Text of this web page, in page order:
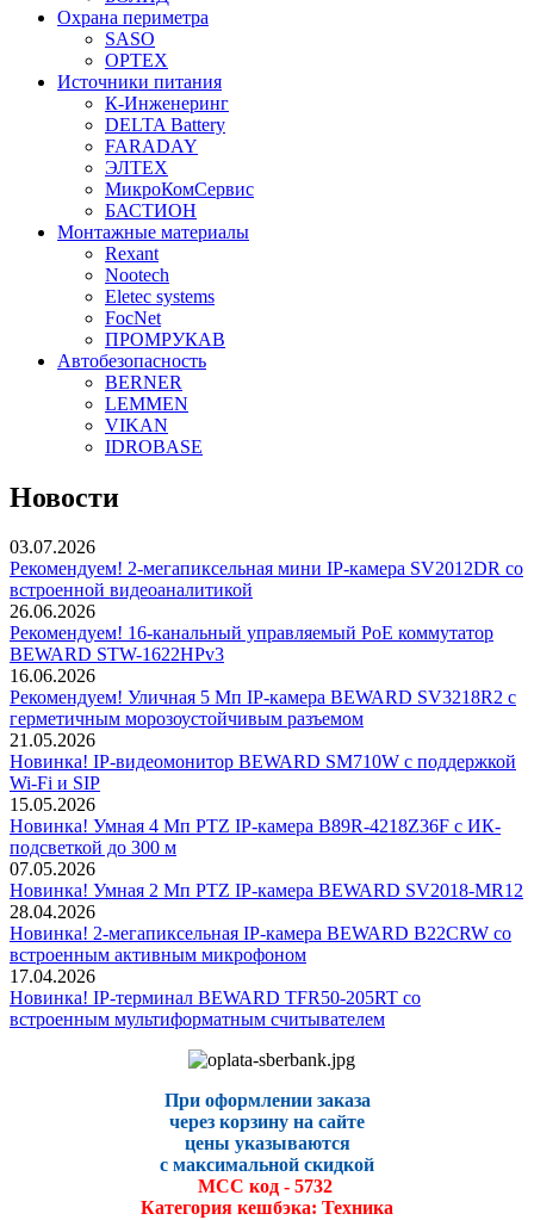
Охрана периметра
SASO
OPTEX
Источники питания
К-Инженеринг
DELTA Battery
FARADAY
ЭЛТЕХ
МикроКомСервис
БАСТИОН
Монтажные материалы
Rexant
Nootech
Eletec systems
FocNet
ПРОМРУКАВ
Автобезопасность
BERNER
LEMMEN
VIKAN
IDROBASE
Новости
03.07.2026
Рекомендуем! 2-мегапиксельная мини IP-камера SV2012DR со
встроенной видеоаналитикой
26.06.2026
Рекомендуем! 16-канальный управляемый PoE коммутатор
BEWARD STW-1622HPv3
16.06.2026
Рекомендуем! Уличная 5 Мп IP-камера BEWARD SV3218R2 с
герметичным морозоустойчивым разъемом
21.05.2026
Новинка! IP-видеомонитор BEWARD SM710W с поддержкой
Wi-Fi и SIP
15.05.2026
Новинка! Умная 4 Мп PTZ IP-камера B89R-4218Z36F с ИК-
подсветкой до 300 м
07.05.2026
Новинка! Умная 2 Мп PTZ IP-камера BEWARD SV2018-MR12
28.04.2026
Новинка! 2-мегапиксельная IP-камера BEWARD B22CRW со
встроенным активным микрофоном
17.04.2026
Новинка! IP-терминал BEWARD TFR50-205RT со
встроенным мультиформатным считывателем
При оформлении заказа
через корзину на сайте
цены указываются
с максимальной скидкой
МСС код - 5732
Категория кешбэка: Техника